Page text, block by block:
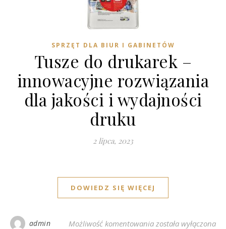
SPRZĘT DLA BIUR I GABINETÓW
Tusze do drukarek –
innowacyjne rozwiązania
dla jakości i wydajności
druku
2 lipca, 2023
DOWIEDZ SIĘ WIĘCEJ
admin Możliwość komentowania Tusze do drukarek
została wyłączona